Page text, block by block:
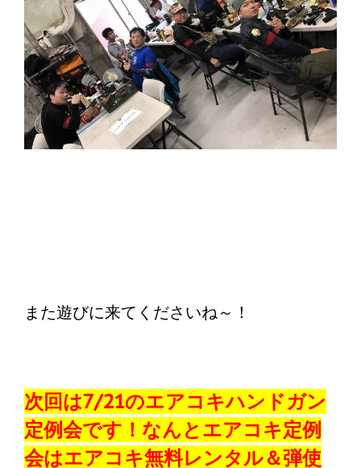
また遊びに来てくださいね～！
次回は7/21のエアコキハンドガン
定例会です！なんとエアコキ定例
会はエアコキ無料レンタル＆弾使